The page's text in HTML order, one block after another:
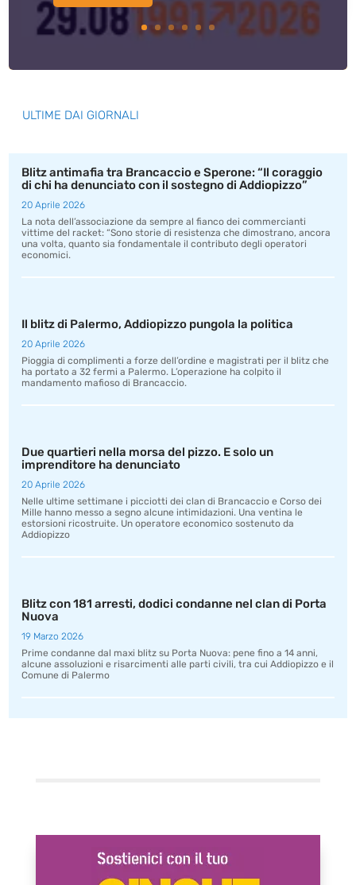
ULTIME DAI GIORNALI
Blitz antimafia tra Brancaccio e Sperone: “Il coraggio
di chi ha denunciato con il sostegno di Addiopizzo”
20 Aprile 2026
La nota dell’associazione da sempre al fianco dei commercianti
vittime del racket: “Sono storie di resistenza che dimostrano, ancora
una volta, quanto sia fondamentale il contributo degli operatori
economici.
Il blitz di Palermo, Addiopizzo pungola la politica
20 Aprile 2026
Pioggia di complimenti a forze dell’ordine e magistrati per il blitz che
ha portato a 32 fermi a Palermo. L’operazione ha colpito il
mandamento mafioso di Brancaccio.
Due quartieri nella morsa del pizzo. E solo un
imprenditore ha denunciato
20 Aprile 2026
Nelle ultime settimane i picciotti dei clan di Brancaccio e Corso dei
Mille hanno messo a segno alcune intimidazioni. Una ventina le
estorsioni ricostruite. Un operatore economico sostenuto da
Addiopizzo
Blitz con 181 arresti, dodici condanne nel clan di Porta
Nuova
19 Marzo 2026
Prime condanne dal maxi blitz su Porta Nuova: pene fino a 14 anni,
alcune assoluzioni e risarcimenti alle parti civili, tra cui Addiopizzo e il
Comune di Palermo